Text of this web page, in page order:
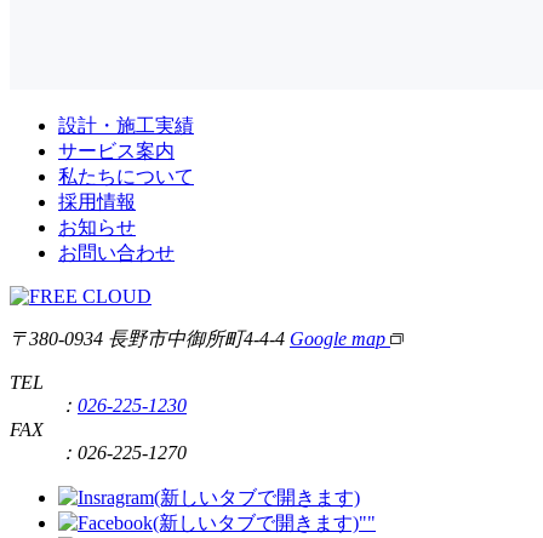
設計・施工実績
サービス案内
私たちについて
採用情報
お知らせ
お問い合わせ
〒380-0934 長野市中御所町4-4-4 Google map
TEL
： 026-225-1230
FAX
： 026-225-1270